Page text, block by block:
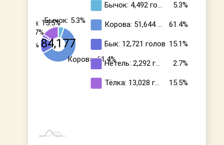
Бычок: 5.3%
Корова: 61.4%
Бык: 15.1%
Нетель: 2.7%
Тёлка: 15.5%
84,177
Бычок: 4,492 го… 5.3%
Корова: 51,644… 61.4%
Бык: 12,721 голов 15.1%
Нетель: 2,292 г… 2.7%
Тёлка: 13,028 г… 15.5%